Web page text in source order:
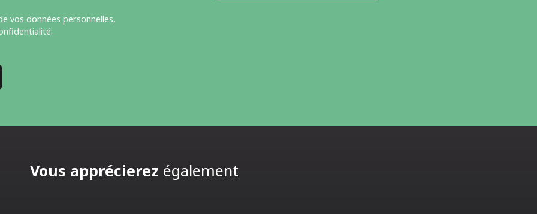
vos données personnelles,
.
Vous apprécierez également